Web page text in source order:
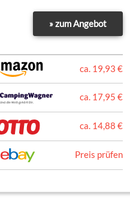
» zum Angebot
ca. 19,93 €
ca. 17,95 €
ca. 14,88 €
Preis prüfen